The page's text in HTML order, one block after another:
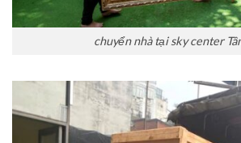
chuyển nhà tại sky center